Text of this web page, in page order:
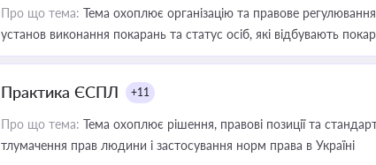
Про що тема: Тема охоплює організацію та правове
установ виконання покарань та статус осіб, які відбувають
Практика ЄСПЛ +11
Про що тема: Тема охоплює рішення, правові позиції та
тлумачення прав людини і застосування норм права в Україні